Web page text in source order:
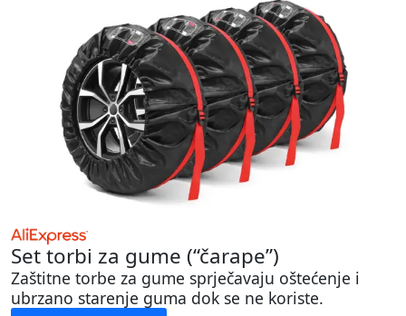
Set torbi za gume (“čarape”)
Zaštitne torbe za gume sprječavaju oštećenje i
ubrzano starenje guma dok se ne koriste.